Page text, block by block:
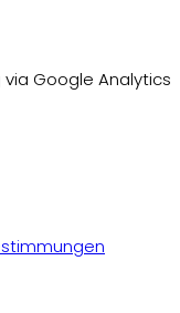
Google Analytics